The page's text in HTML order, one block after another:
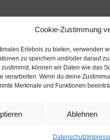
Cookie-Zustimmung
Erlebnis zu bieten, verwenden
zu speichern und/oder darauf
können wir Daten wie das
verarbeiten. Wenn du deine
Merkmale und Funktionen
Ablehnen
Datenschutz
Marketing-Cookies zu